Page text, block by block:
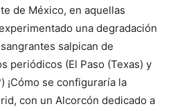
de México, en aquellas
una degradación
salpican de
periódicos (El Paso (Texas) y
¡Cómo se configuraría la
con un Alcorcón dedicado a